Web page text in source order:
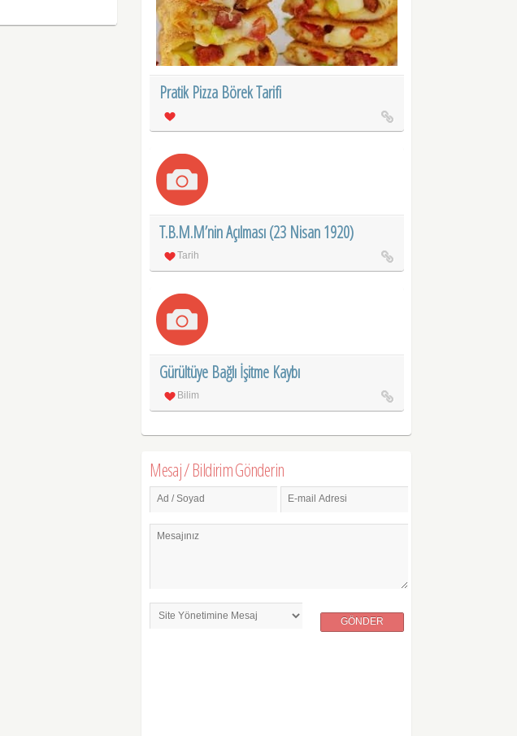
Pratik Pizza Börek Tarifi
T.B.M.M’nin Açılması (23 Nisan 1920)
Tarih
Gürültüye Bağlı İşitme Kaybı
Bilim
Mesaj / Bildirim Gönderin
Ad / Soyad E-mail Adresi
Mesajınız
GÖNDER